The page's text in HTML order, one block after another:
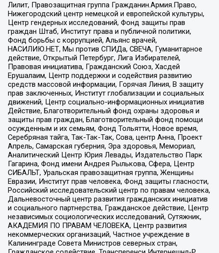
Лилит, Правозащитная группа Гражданин.Армия.Право,
Нижегородский центр немецкой и европейской культуры,
Центр гендерных исследований, Фонд защиты прав
граждан Штаб, Институт права и публичной политики,
Фонд борьбы с коррупцией, Альянс врачей,
НАСИЛИЮ.НЕТ, Мы против СПИДа, СВЕЧА, Гуманитарное
действие, Открытый Петербург, Лига Избирателей,
Правовая инициатива, Гражданский Союз, Хасдей
Ерушалаим, Центр поддержки и содействия развитию
средств массовой информации, Горячая Линия, В защиту
прав заключенных, Институт глобализации и социальных
движений, Центр социально-информационных инициатив
Действие, Благотворительный фонд охраны здоровья и
защиты прав граждан, Благотворительный фонд помощи
осужденным и их семьям, Фонд Тольятти, Новое время,
Серебряная тайга, Так-Так-Так, Сова, центр Анна, Проект
Апрель, Самарская губерния, Эра здоровья, Мемориал,
Аналитический Центр Юрия Левады, Издательство Парк
Гагарина, Фонд имени Андрея Рылькова, Сфера, Центр
СИБАЛЬТ, Уральская правозащитная группа, Женщины
Евразии, Институт прав человека, Фонд защиты гласности,
Российский исследовательский центр по правам человека,
Дальневосточный центр развития гражданских инициатив
и социального партнерства, Гражданское действие, Центр
независимых социологических исследований, Сутяжник,
АКАДЕМИЯ ПО ПРАВАМ ЧЕЛОВЕКА, Центр развития
некоммерческих организаций, Частное учреждение в
Калининграде Совета Министров северных стран,